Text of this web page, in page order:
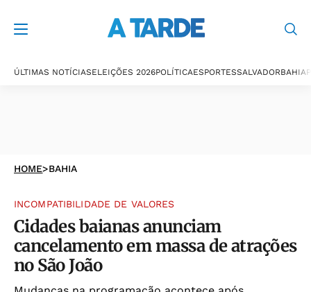
ÚLTIMAS NOTÍCIASELEIÇÕES 2026POLÍTICAESPORTESSALVADORBAHIA
HOME>BAHIA
INCOMPATIBILIDADE DE VALORES
Cidades baianas anunciam
cancelamento em massa de atrações
no São João